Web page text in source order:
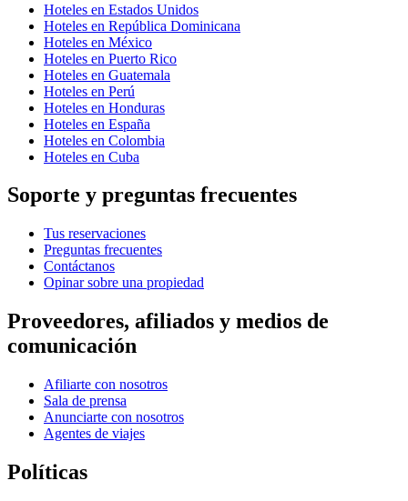
Hoteles en Estados Unidos
Hoteles en República Dominicana
Hoteles en México
Hoteles en Puerto Rico
Hoteles en Guatemala
Hoteles en Perú
Hoteles en Honduras
Hoteles en España
Hoteles en Colombia
Hoteles en Cuba
Soporte y preguntas frecuentes
Tus reservaciones
Preguntas frecuentes
Contáctanos
Opinar sobre una propiedad
Proveedores, afiliados y medios de
comunicación
Afiliarte con nosotros
Sala de prensa
Anunciarte con nosotros
Agentes de viajes
Políticas